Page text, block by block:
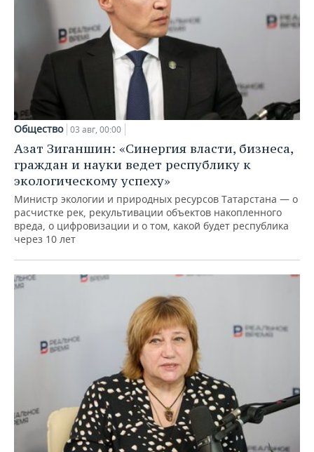
Общество 03 авг, 00:00
Азат Зиганшин: «Синергия власти, бизнеса,
граждан и науки ведет республику к
экологическому успеху»
Министр экологии и природных ресурсов Татарстана — о
расчистке рек, рекультивации объектов накопленного
вреда, о цифровизации и о том, какой будет республика
через 10 лет